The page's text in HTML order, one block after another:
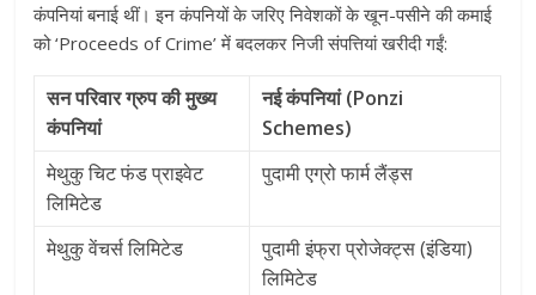
कंपनियां बनाई थीं। इन कंपनियों के जरिए निवेशकों के खून-पसीने की कमाई
को ‘Proceeds of Crime’ में बदलकर निजी संपत्तियां खरीदी गईं:
सन परिवार ग्रुप की मुख्य
कंपनियां
नई कंपनियां (Ponzi
Schemes)
मेथुकु चिट फंड प्राइवेट
लिमिटेड
पुदामी एग्रो फार्म लैंड्स
मेथुकु वेंचर्स लिमिटेड
पुदामी इंफ्रा प्रोजेक्ट्स (इंडिया)
लिमिटेड